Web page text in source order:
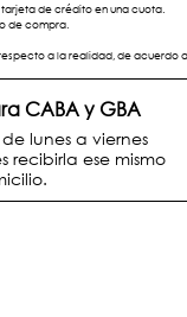
de crédito en una cuota.
de compra.
a la realidad, de acuerdo
CABA y GBA
lunes a viernes
recibirla ese mismo